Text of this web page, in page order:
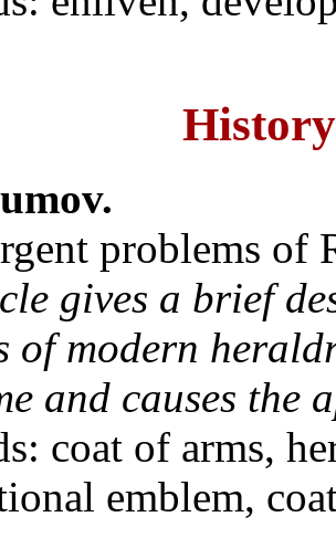
problems of
gives a brief
of modern
and causes the
coat of arms,
emblem,